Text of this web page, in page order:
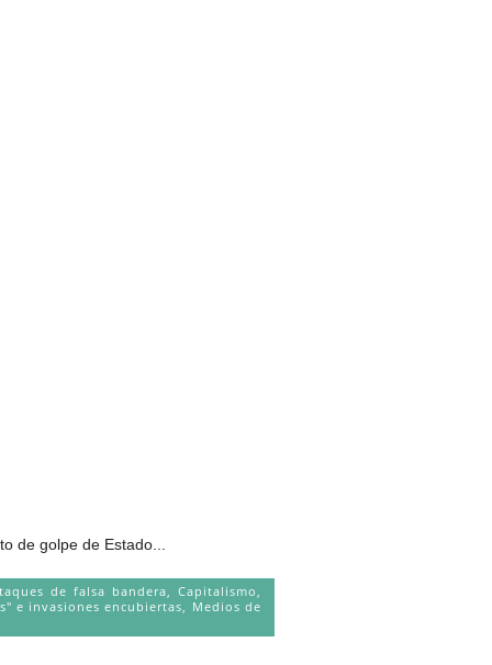
golpe de Estado...
de falsa bandera, Capitalismo,
e invasiones encubiertas, Medios de